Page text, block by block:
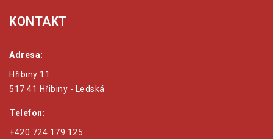
KONTAKT
Adresa:
Hřibiny 11
517 41 Hřibiny - Ledská
Telefon:
+420 724 179 125